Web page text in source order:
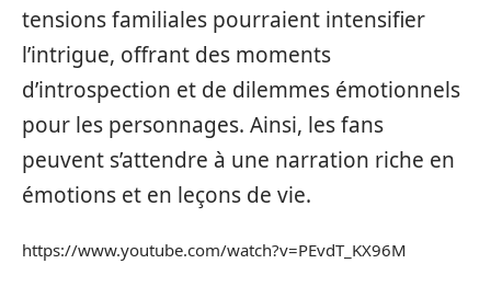
tensions familiales pourraient intensifier
l’intrigue, offrant des moments
d’introspection et de dilemmes émotionnels
pour les personnages. Ainsi, les fans
peuvent s’attendre à une narration riche en
émotions et en leçons de vie.
https://www.youtube.com/watch?v=PEvdT_KX96M